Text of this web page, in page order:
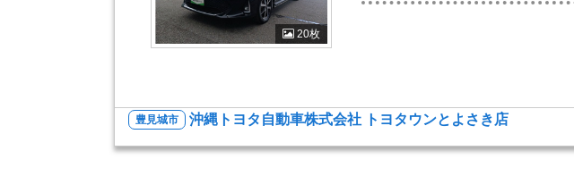
20枚
豊見城市 沖縄トヨタ自動車株式会社 トヨタウンとよさき店